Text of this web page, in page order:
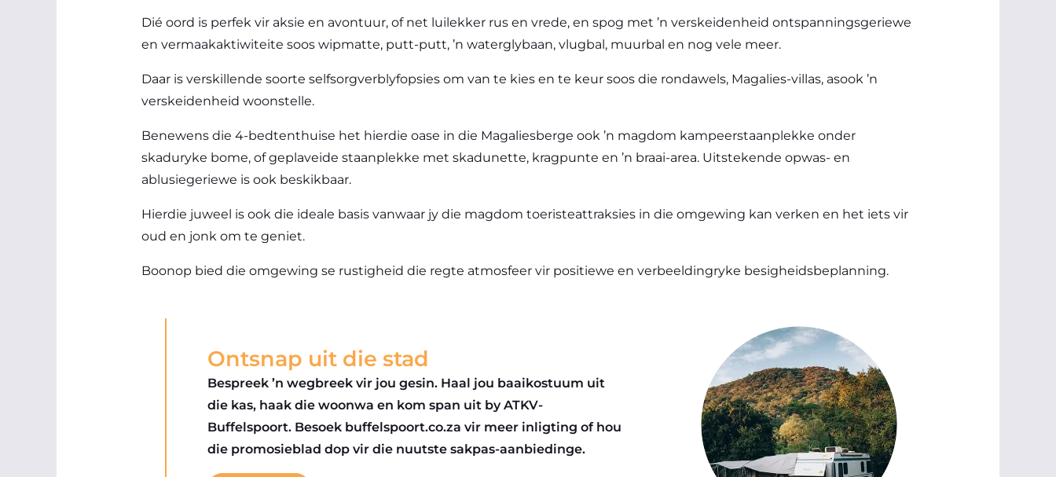
Dié oord is perfek vir aksie en avontuur, of net luilekker rus en vrede, en spog met ’n verskeidenheid ontspanningsgeriewe
en vermaakaktiwiteite soos wipmatte, putt-putt, ’n waterglybaan, vlugbal, muurbal en nog vele meer.
Daar is verskillende soorte selfsorgverblyfopsies om van te kies en te keur soos die rondawels, Magalies-villas, asook ’n
verskeidenheid woonstelle.
Benewens die 4-bedtenthuise het hierdie oase in die Magaliesberge ook ’n magdom kampeerstaanplekke onder
skaduryke bome, of geplaveide staanplekke met skadunette, kragpunte en ’n braai-area. Uitstekende opwas- en
ablusiegeriewe is ook beskikbaar.
Hierdie juweel is ook die ideale basis vanwaar jy die magdom toeristeattraksies in die omgewing kan verken en het iets vir
oud en jonk om te geniet.
Boonop bied die omgewing se rustigheid die regte atmosfeer vir positiewe en verbeeldingryke besigheidsbeplanning.
Ontsnap uit die stad
Bespreek ’n wegbreek vir jou gesin. Haal jou baaikostuum uit
die kas, haak die woonwa en kom span uit by ATKV-
Buffelspoort. Besoek buffelspoort.co.za vir meer inligting of hou
die promosieblad dop vir die nuutste sakpas-aanbiedinge.